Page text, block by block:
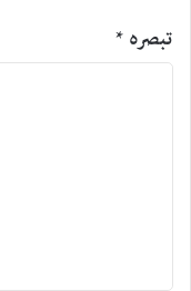
تبصرہ *